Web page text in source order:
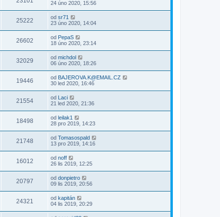
24 úno 2020, 15:56
25222 od sr71
23 úno 2020, 14:04
26602 od PepaS
18 úno 2020, 23:14
32029 od michdol
06 úno 2020, 18:26
19446 od BAJEROVA.K@EMAIL.CZ
30 led 2020, 16:46
21554 od Laci
21 led 2020, 21:36
18498 od leilak1
28 pro 2019, 14:23
21748 od Tomasospald
13 pro 2019, 14:16
16012 od noff
26 lis 2019, 12:25
20797 od donpietro
09 lis 2019, 20:56
24321 od kapitán
04 lis 2019, 20:29